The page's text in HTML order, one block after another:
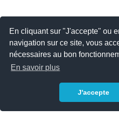
En cliquant sur "J'accepte" ou
navigation sur ce site, vous
nécessaires au bon
En savoir plus
J'accepte
2026 © JSYS |